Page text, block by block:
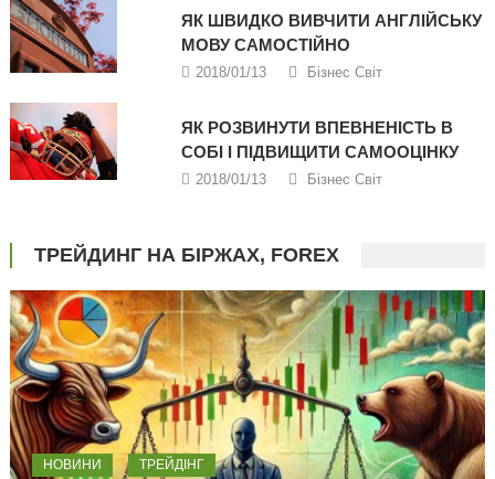
ЯК ШВИДКО ВИВЧИТИ АНГЛІЙСЬКУ
МОВУ САМОСТІЙНО
2018/01/13 Бізнес Світ
ЯК РОЗВИНУТИ ВПЕВНЕНІСТЬ В
СОБІ І ПІДВИЩИТИ САМООЦІНКУ
2018/01/13 Бізнес Світ
ТРЕЙДИНГ НА БІРЖАХ, FOREX
НОВИНИ ТРЕЙДІНГ